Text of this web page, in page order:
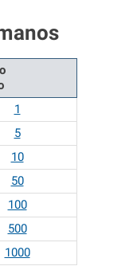
1
5
10
50
100
500
1000